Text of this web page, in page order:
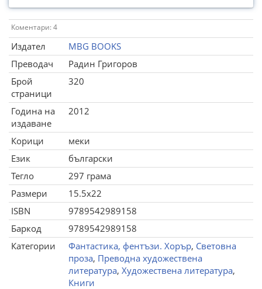
Коментари: 4
Издател
MBG BOOKS
Преводач
Радин Григоров
Брой
страници
320
Година на
издаване
2012
Корици
меки
Език
български
Тегло
297 грама
Размери
15.5x22
ISBN
9789542989158
Баркод
9789542989158
Категории
Фантастика, фентъзи. Хорър, Световна
проза, Преводна художествена
литература, Художествена литература,
Книги